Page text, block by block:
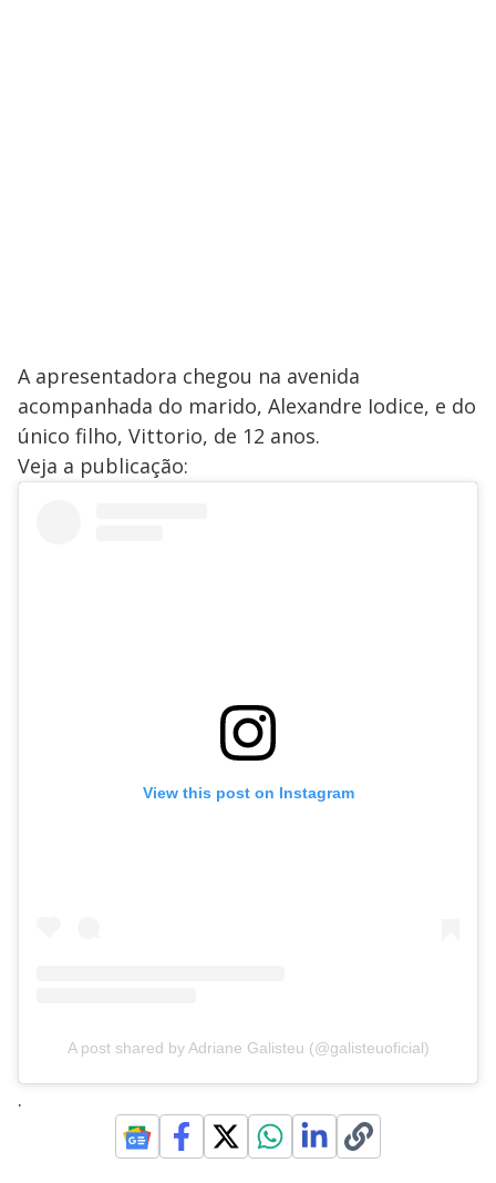
A apresentadora chegou na avenida
acompanhada do marido, Alexandre Iodice, e do
único filho, Vittorio, de 12 anos.
Veja a publicação:
View this post on Instagram
A post shared by Adriane Galisteu (@galisteuoficial)
.